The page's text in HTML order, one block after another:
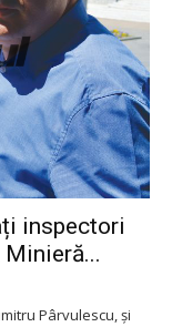
inspectori
Pârvulescu, și